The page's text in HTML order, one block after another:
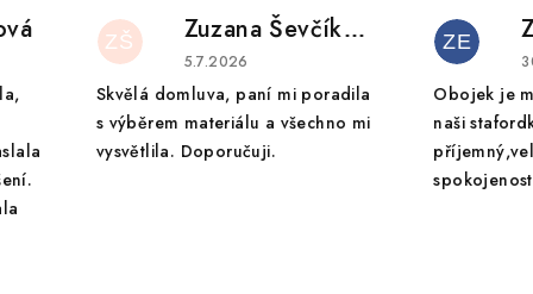
je 5 z 5 hvězdiček.
ZŠ Zuzana Ševčíková
Hodnocení obchodu je 5 z 5 hvězdiček.
5.7.2026
Skvělá domluva, paní mi poradila
s výběrem materiálu a všechno mi
vysvětlila. Doporučuji.
ZE
Obojek je
naši